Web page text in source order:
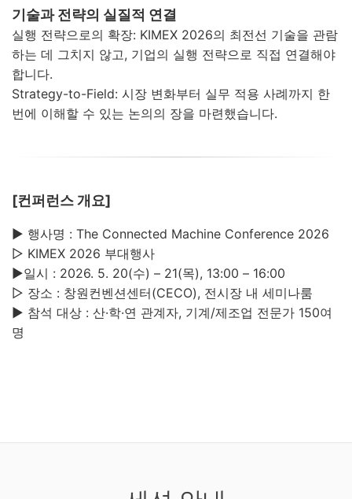
기술과 전략의 실질적 연결
실행 전략으로의 확장: KIMEX 2026의 최전선 기술을 관람
하는 데 그치지 않고, 기업의 실행 전략으로 직접 연결해야
합니다.
Strategy-to-Field: 시장 변화부터 실무 적용 사례까지 한
번에 이해할 수 있는 논의의 장을 마련했습니다.
[컨퍼런스 개요]
▶ 행사명 : The Connected Machine Conference 2026
▷ KIMEX 2026 부대행사
▶일시 : 2026. 5. 20(수) – 21(목), 13:00 – 16:00
▷ 장소 : 창원컨벤션센터(CECO), 전시장 내 세미나룸
▶ 참석 대상 : 산·학·연 관계자, 기계/제조업 전문가 150여
명